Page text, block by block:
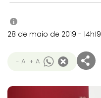
i
28 de maio de 2019 - 14h19
- A + A